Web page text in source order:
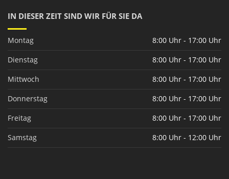
IN DIESER ZEIT SIND WIR FÜR SIE DA
Montag
8:00 Uhr - 17:00 Uhr
Dienstag
8:00 Uhr - 17:00 Uhr
Mittwoch
8:00 Uhr - 17:00 Uhr
Donnerstag
8:00 Uhr - 17:00 Uhr
Freitag
8:00 Uhr - 17:00 Uhr
Samstag
8:00 Uhr - 12:00 Uhr